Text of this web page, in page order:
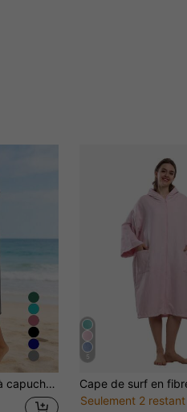
pour le surf, la plage, la natation et les sports de plein air
5
Seulement 2 restant